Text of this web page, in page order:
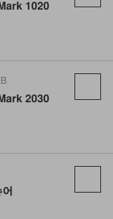
1020
2030